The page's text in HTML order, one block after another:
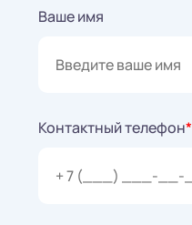
Ваше имя
Контактный телефон*